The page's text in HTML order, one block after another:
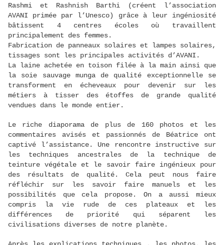
Rashmi et Rashnish Barthi (créent l’association
AVANI primée par l’Unesco) grâce à leur ingéniosité
bâtissent 4 centres écoles où travaillent
principalement des femmes.
Fabrication de panneaux solaires et lampes solaires,
tissages sont les principales activités d’AVANI.
La laine achetée en toison filée à la main ainsi que
la soie sauvage munga de qualité exceptionnelle se
transforment en écheveaux pour devenir sur les
métiers à tisser des étoffes de grande qualité
vendues dans le monde entier.
Le riche diaporama de plus de 160 photos et les
commentaires avisés et passionnés de Béatrice ont
captivé l’assistance. Une rencontre instructive sur
les techniques ancestrales de la technique de
teinture végétale et le savoir faire ingénieux pour
des résultats de qualité. Cela peut nous faire
réfléchir sur les savoir faire manuels et les
possibilités que cela propose. On a aussi mieux
compris la vie rude de ces plateaux et les
différences de priorité qui séparent les
civilisations diverses de notre planète.